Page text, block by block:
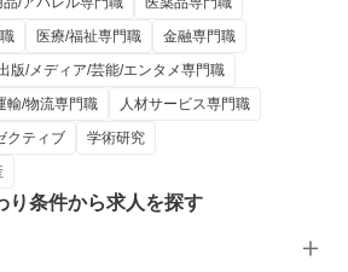
医療/福祉専門職
金融専門職
版/メディア/芸能/エンタメ専門職
輸/物流専門職
人材サービス専門職
クティブ
学術研究
り条件から求人を探す